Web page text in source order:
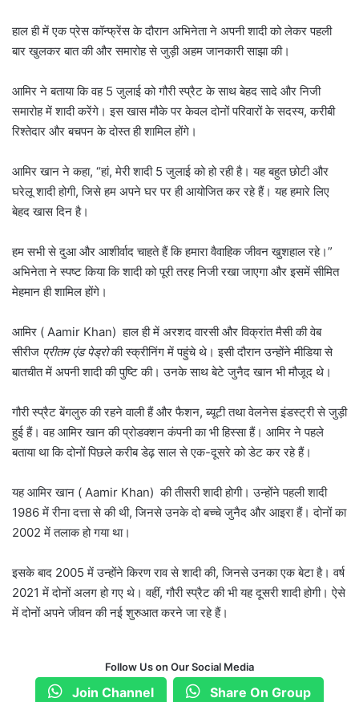
हाल ही में एक प्रेस कॉन्फ्रेंस के दौरान अभिनेता ने अपनी शादी को लेकर पहली
बार खुलकर बात की और समारोह से जुड़ी अहम जानकारी साझा की।
आमिर ने बताया कि वह 5 जुलाई को गौरी स्प्रैट के साथ बेहद सादे और निजी
समारोह में शादी करेंगे। इस खास मौके पर केवल दोनों परिवारों के सदस्य, करीबी
रिश्तेदार और बचपन के दोस्त ही शामिल होंगे।
आमिर खान ने कहा, “हां, मेरी शादी 5 जुलाई को हो रही है। यह बहुत छोटी और
घरेलू शादी होगी, जिसे हम अपने घर पर ही आयोजित कर रहे हैं। यह हमारे लिए
बेहद खास दिन है।
हम सभी से दुआ और आशीर्वाद चाहते हैं कि हमारा वैवाहिक जीवन खुशहाल रहे।”
अभिनेता ने स्पष्ट किया कि शादी को पूरी तरह निजी रखा जाएगा और इसमें सीमित
मेहमान ही शामिल होंगे।
आमिर ( Aamir Khan) हाल ही में अरशद वारसी और विक्रांत मैसी की वेब
सीरीज प्रीतम एंड पेड्रोकी स्क्रीनिंग में पहुंचे थे। इसी दौरान उन्होंने मीडिया से
बातचीत में अपनी शादी की पुष्टि की। उनके साथ बेटे जुनैद खान भी मौजूद थे।
गौरी स्प्रैट बेंगलुरु की रहने वाली हैं और फैशन, ब्यूटी तथा वेलनेस इंडस्ट्री से जुड़ी
हुई हैं। वह आमिर खान की प्रोडक्शन कंपनी का भी हिस्सा हैं। आमिर ने पहले
बताया था कि दोनों पिछले करीब डेढ़ साल से एक-दूसरे को डेट कर रहे हैं।
यह आमिर खान ( Aamir Khan) की तीसरी शादी होगी। उन्होंने पहली शादी
1986 में रीना दत्ता से की थी, जिनसे उनके दो बच्चे जुनैद और आइरा हैं। दोनों का
2002 में तलाक हो गया था।
इसके बाद 2005 में उन्होंने किरण राव से शादी की, जिनसे उनका एक बेटा है। वर्ष
2021 में दोनों अलग हो गए थे। वहीं, गौरी स्प्रैट की भी यह दूसरी शादी होगी। ऐसे
में दोनों अपने जीवन की नई शुरुआत करने जा रहे हैं।
Follow Us on Our Social Media
Join Channel Share On Group